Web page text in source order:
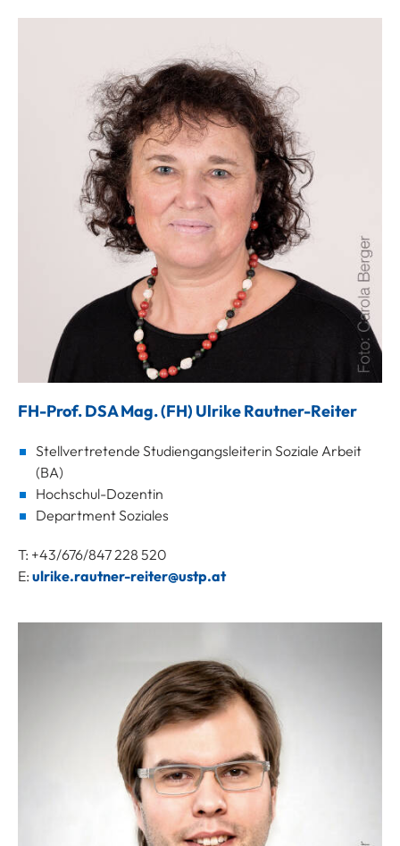
FH-Prof. DSA Mag. (FH) Ulrike Rautner-Reiter
Stellvertretende Studiengangsleiterin Soziale Arbeit
(BA)
Hochschul-Dozentin
Department Soziales
T: +43/676/847 228 520
E: ulrike.rautner-reiter@ustp.at